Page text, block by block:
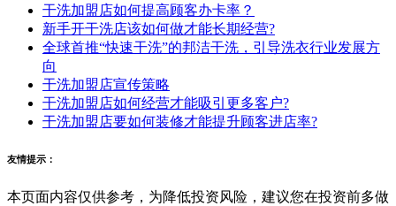
干洗加盟店如何提高顾客办卡率？
新手开干洗店该如何做才能长期经营?
全球首推“快速干洗”的邦洁干洗，引导洗衣行业发展方
向
干洗加盟店宣传策略
干洗加盟店如何经营才能吸引更多客户?
干洗加盟店要如何装修才能提升顾客进店率?
友情提示：
本页面内容仅供参考，为降低投资风险，建议您在投资前多做